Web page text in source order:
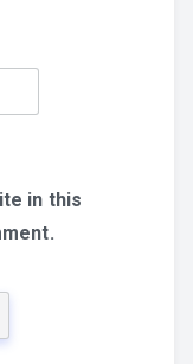
in this